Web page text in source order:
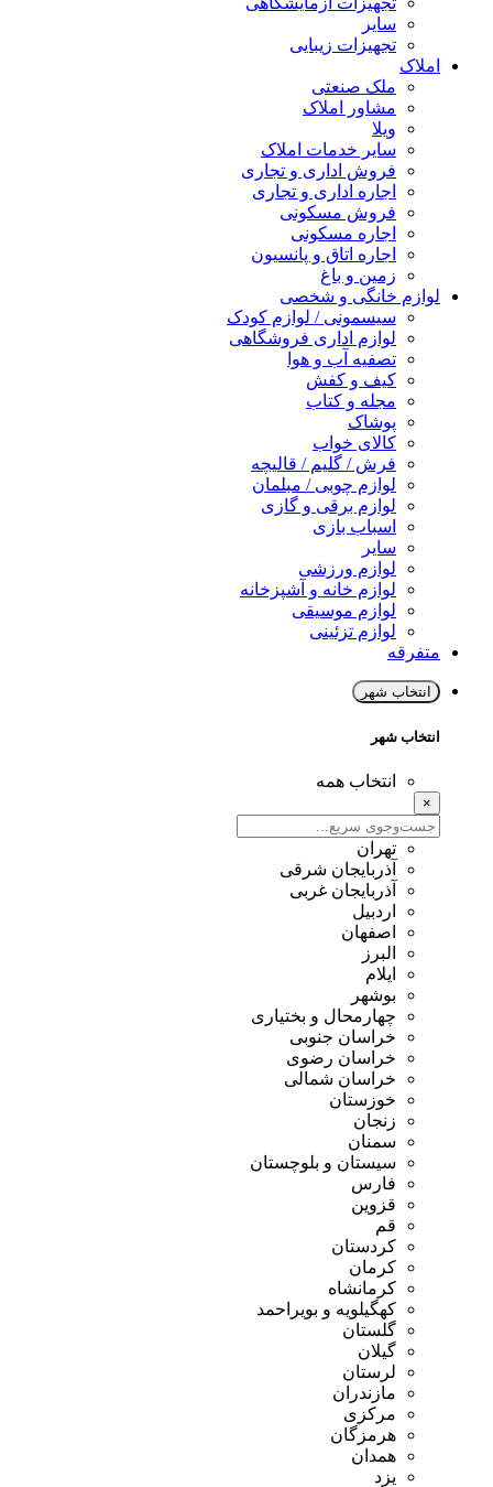
سایر
تجهیزات زیبایی
املاک
ملک صنعتی
مشاور املاک
ویلا
سایر خدمات املاک
فروش اداری و تجاری
اجاره اداری و تجاری
فروش مسکونی
اجاره مسکونی
اجاره اتاق و پانسیون
زمین و باغ
لوازم خانگی و شخصی
سیسمونی / لوازم کودک
لوازم اداری فروشگاهی
تصفیه آب و هوا
کیف و کفش
مجله و کتاب
پوشاک
کالای خواب
فرش / گلیم / قالیچه
لوازم چوبی / مبلمان
لوازم برقی و گازی
اسباب بازی
سایر
لوازم ورزشی
لوازم خانه و آشپزخانه
لوازم موسیقی
لوازم تزئینی
متفرقه
انتخاب شهر
انتخاب شهر
انتخاب همه
×
تهران
آذربایجان شرقی
آذربایجان غربی
اردبیل
اصفهان
البرز
ایلام
بوشهر
چهارمحال و بختیاری
خراسان جنوبی
خراسان رضوی
خراسان شمالی
خوزستان
زنجان
سمنان
سیستان و بلوچستان
فارس
قزوین
قم
کردستان
کرمان
کرمانشاه
کهگیلویه و بویراحمد
گلستان
گیلان
لرستان
مازندران
مرکزی
هرمزگان
همدان
یزد